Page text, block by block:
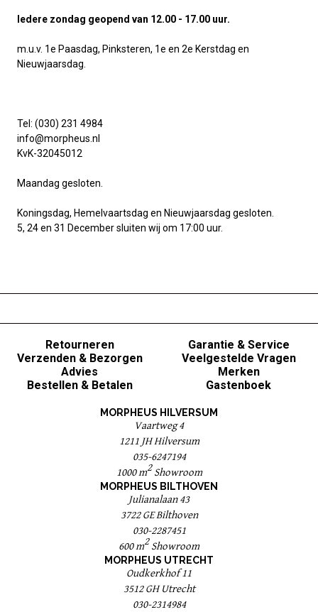
Iedere zondag geopend van 12.00 - 17.00 uur.
m.u.v. 1e Paasdag, Pinksteren, 1e en 2e Kerstdag en
Nieuwjaarsdag.
Tel: (030) 231 4984
info@morpheus.nl
KvK-32045012
Maandag gesloten.
Koningsdag, Hemelvaartsdag en Nieuwjaarsdag gesloten.
5, 24 en 31 December sluiten wij om 17:00 uur.
Retourneren
Verzenden & Bezorgen
Advies
Bestellen & Betalen
Garantie & Service
Veelgestelde Vragen
Merken
Gastenboek
MORPHEUS HILVERSUM
Vaartweg 4
1211 JH Hilversum
035-6247194
1000 m2Showroom
MORPHEUS BILTHOVEN
Julianalaan 43
3722 GE Bilthoven
030-2287451
600 m2 Showroom
MORPHEUS UTRECHT
Oudkerkhof 11
3512 GH Utrecht
030-2314984